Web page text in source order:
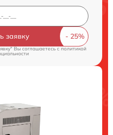
заявку
Вы соглашаетесь cполитикой